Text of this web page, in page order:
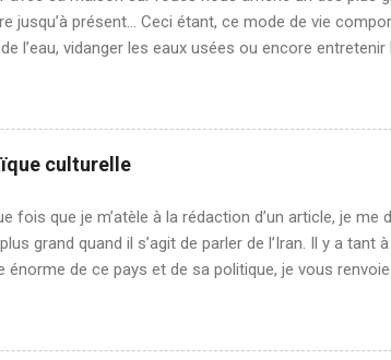
Vidéo du monta...
jusqu’à présent… Ceci étant, ce mode de vie
l’eau, vidanger les eaux usées ou encore
entretien à 48 000 km (insensé selon Corentin),
d'avantage, en Grèce avant de filer vers l’Asie. En
il nous sera plus difficile d’effectuer des entretiens
de notre type. De plus, nous devons changer l’huile
nous avons appelé l’assistance Fiat afin d’avoir le
culturelle
fois que je m’atèle à la rédaction d’un article, je
grand quand il s’agit de parler de l’Iran. Il y a tant
énorme de ce pays et de sa politique, je vous
averti, n’est pas forcément représentatif 😉
concernant les retours des voyageurs. Un pays